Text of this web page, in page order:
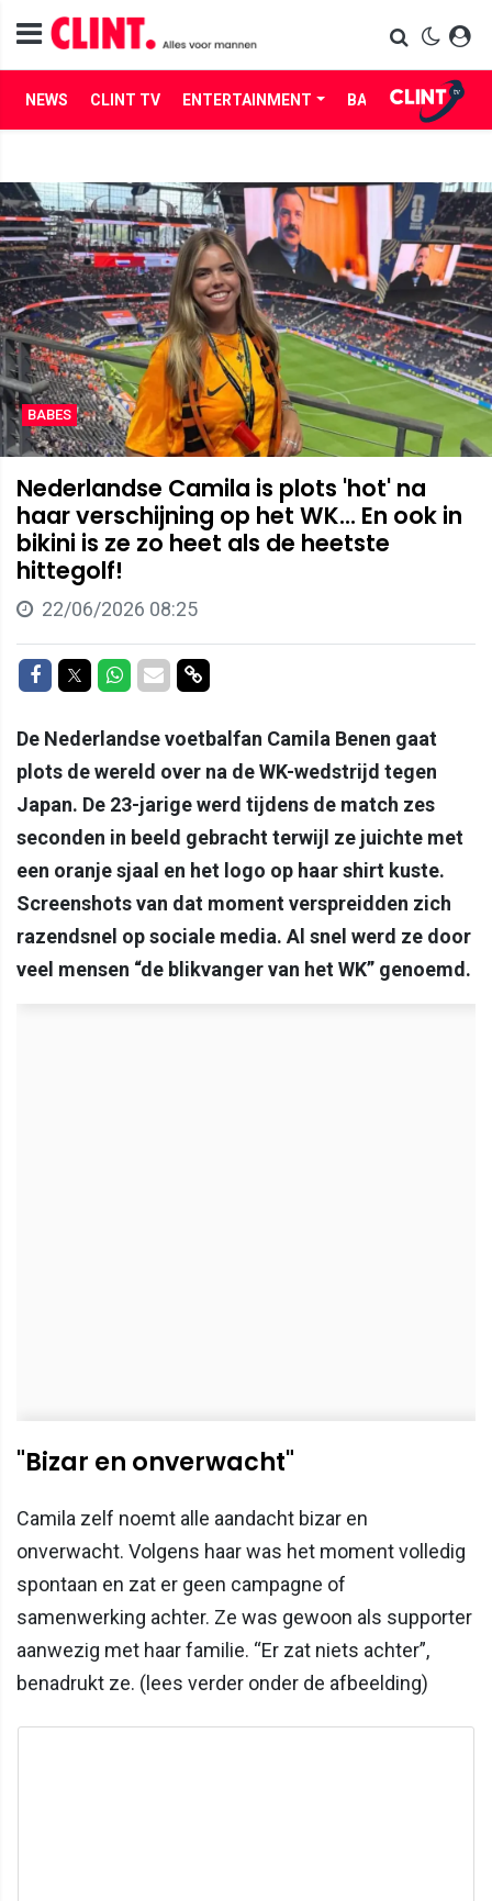
NEWS CLINT TV ENTERTAINMENT BABES LIFE
BABES
Nederlandse Camila is plots 'hot' na
haar verschijning op het WK... En ook in
bikini is ze zo heet als de heetste
hittegolf!
22/06/2026 08:25
Delen op Facebook
Delen op Twitter
Delen op Whatsapp
Delen via Mail
Delen via link
De Nederlandse voetbalfan Camila Benen gaat
plots de wereld over na de WK-wedstrijd tegen
Japan. De 23-jarige werd tijdens de match zes
seconden in beeld gebracht terwijl ze juichte met
een oranje sjaal en het logo op haar shirt kuste.
Screenshots van dat moment verspreidden zich
razendsnel op sociale media. Al snel werd ze door
veel mensen “de blikvanger van het WK” genoemd.
"Bizar en onverwacht"
Camila zelf noemt alle aandacht bizar en
onverwacht. Volgens haar was het moment volledig
spontaan en zat er geen campagne of
samenwerking achter. Ze was gewoon als supporter
aanwezig met haar familie. “Er zat niets achter”,
benadrukt ze. (lees verder onder de afbeelding)